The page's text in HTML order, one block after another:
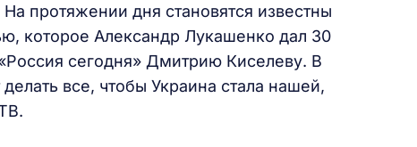
протяжении дня становятся известны
которое Александр Лукашенко дал 30
сегодня» Дмитрию Киселеву. В
все, чтобы Украина стала нашей,